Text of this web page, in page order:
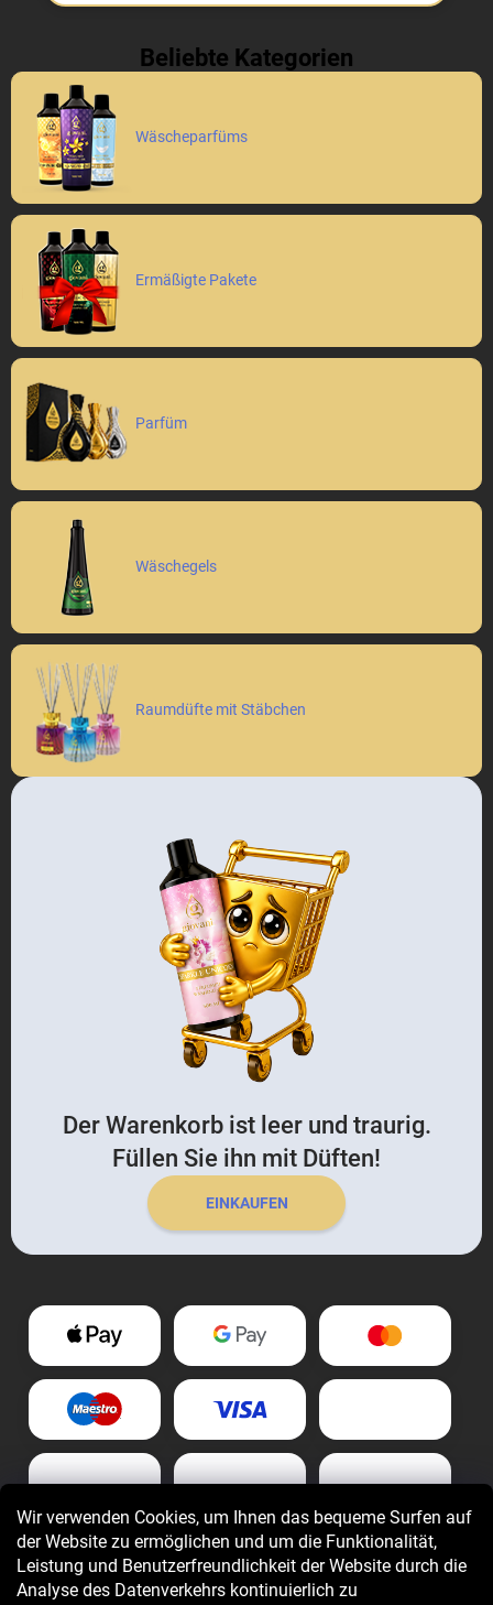
Wir verwenden Cookies, um Ihnen das bequeme Surfen auf
der Website zu ermöglichen und um die Funktionalität,
Leistung und Benutzerfreundlichkeit der Website durch die
Analyse des Datenverkehrs kontinuierlich zu
Beliebte Kategorien
Wäscheparfüms
Ermäßigte Pakete
Parfüm
Wäschegels
Raumdüfte mit Stäbchen
Der Warenkorb ist leer und traurig.
Füllen Sie ihn mit Düften!
EINKAUFEN